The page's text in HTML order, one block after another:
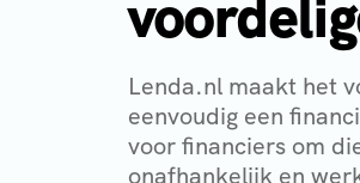
Lenda.nl maakt het
eenvoudig een
voor financiers om
onafhankelijk en